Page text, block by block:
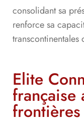
consolidant sa
renforce sa
Elite
française
frontières